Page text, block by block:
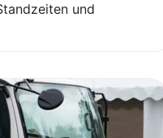
und